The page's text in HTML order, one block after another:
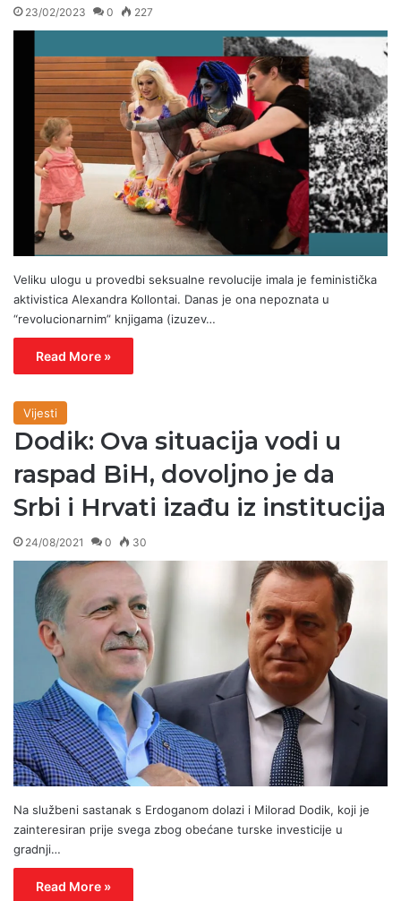
23/02/2023 0 227
Veliku ulogu u provedbi seksualne revolucije imala je feministička
aktivistica Alexandra Kollontai. Danas je ona nepoznata u
“revolucionarnim” knjigama (izuzev…
Read More »
Vijesti
Dodik: Ova situacija vodi u
raspad BiH, dovoljno je da
Srbi i Hrvati izađu iz institucija
24/08/2021 0 30
Na službeni sastanak s Erdoganom dolazi i Milorad Dodik, koji je
zainteresiran prije svega zbog obećane turske investicije u
gradnji…
Read More »